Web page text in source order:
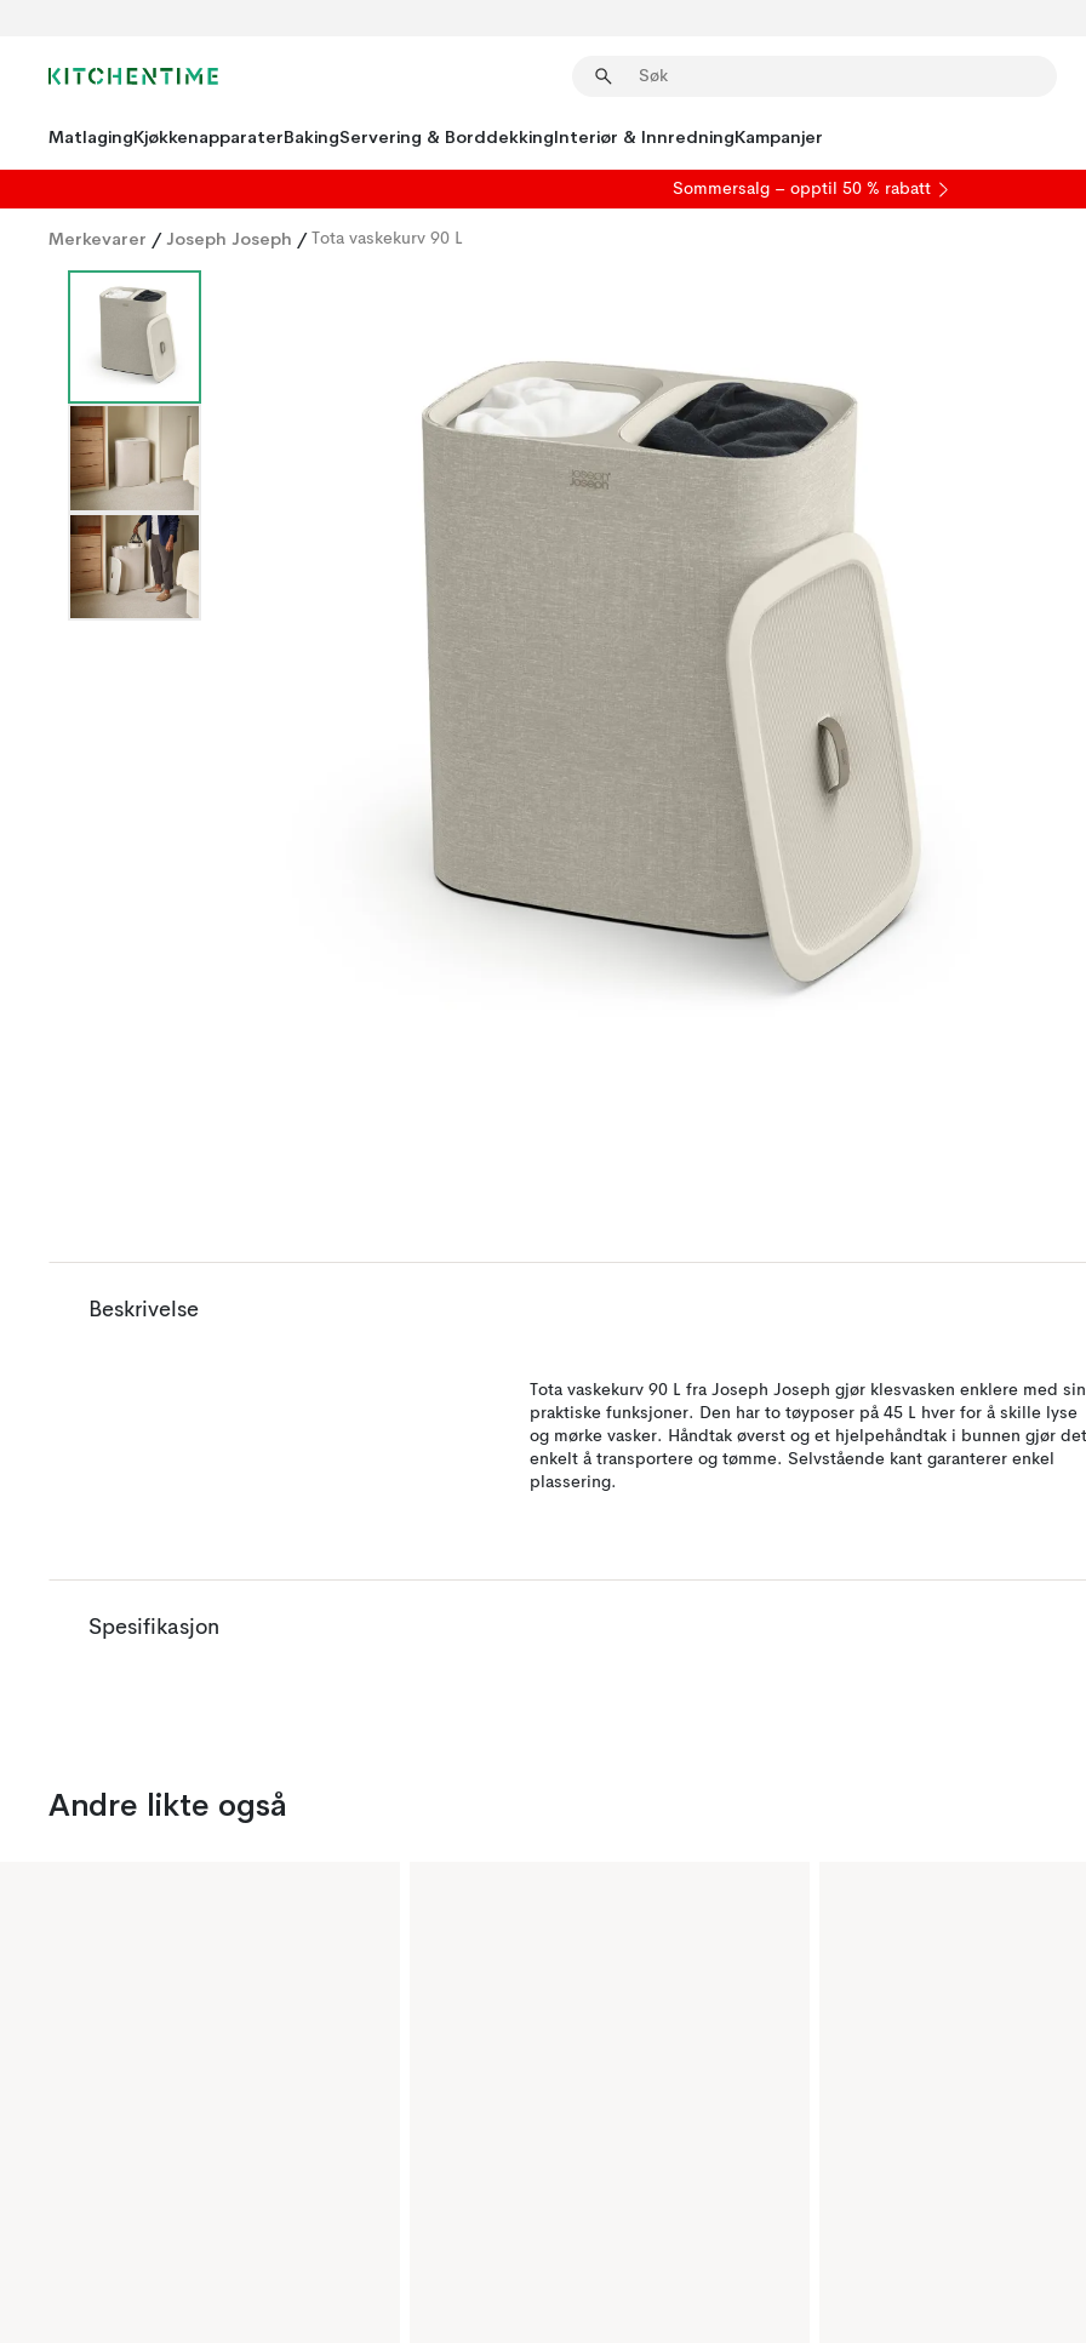
MatlagingKjøkkenapparaterBakingServering & BorddekkingInteriør & InnredningKampanjer
Sommersalg – opptil 50 % rabatt
Merkevarer / Joseph Joseph / Tota vaskekurv 90 L
Beskrivelse
Tota vaskekurv 90 L fra Joseph Joseph gjør klesvasken enklere med
praktiske funksjoner. Den har to tøyposer på 45 L hver for å skille lyse
og mørke vasker. Håndtak øverst og et hjelpehåndtak i bunnen gjør det
enkelt å transportere og tømme. Selvstående kant garanterer enkel
plassering.
Spesifikasjon
Andre likte også